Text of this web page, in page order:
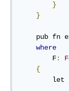
}
}
pub
where
        F
:
{